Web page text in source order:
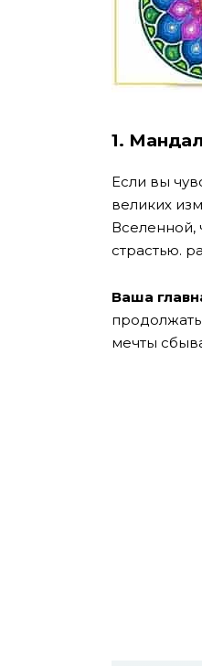
1.
Если вы
великих
Вселенной,
страстью.
Ваша
мечты